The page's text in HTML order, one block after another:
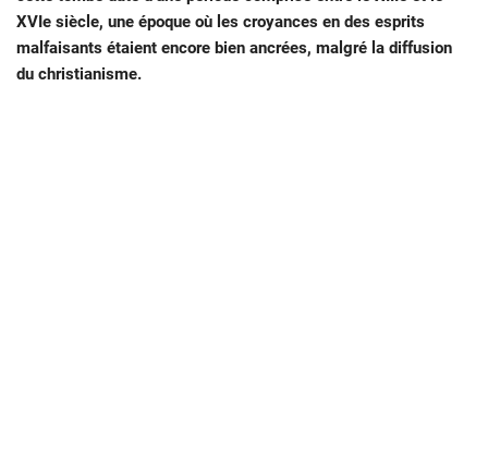
XVIe siècle, une époque où les croyances en des esprits
malfaisants étaient encore bien ancrées, malgré la diffusion
du christianisme.